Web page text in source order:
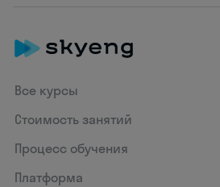
Все курсы
Стоимость занятий
Процесс обучения
Платформа